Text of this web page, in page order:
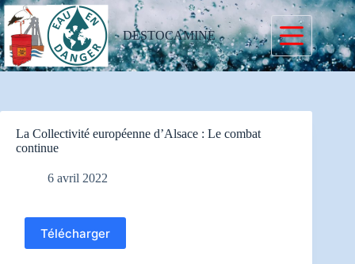
Passer
au
contenu
DESTOCAMINE
La Collectivité européenne d’Alsace : Le combat
continue
6 avril 2022
Télécharger